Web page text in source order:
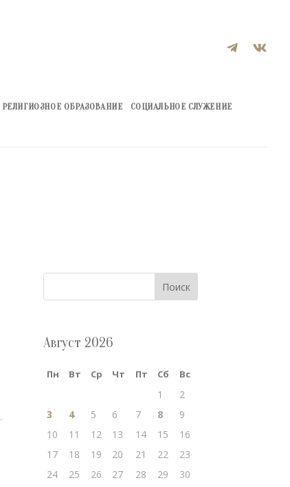
 
РЕЛИГИОЗНОЕ ОБРАЗОВАНИЕ
СОЦИАЛЬНОЕ СЛУЖЕНИЕ
Поиск
Август 2026
Пн Вт Ср Чт Пт Сб Вс
1
2
3
4 5 6 7 8
9
10
11 12 13 14 15
16
17
18 19 20 21 22
23
24
25 26 27 28 29
30